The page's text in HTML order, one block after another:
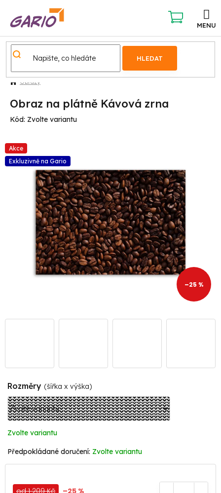
obsah
HLEDAT
NÁKUPNÍ
KOŠÍK
Obrazy
Obraz na plátně Kávová zrna
Kód: Zvolte variantu
Akce
Exkluzivně na Gario
–25 %
Rozměry (šířka x výška)
Zvolte variantu
Zvolte variantu
od 1 209 Kč –25 %